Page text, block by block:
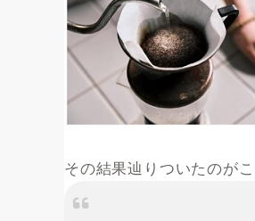
その結果辿りついたのがこ